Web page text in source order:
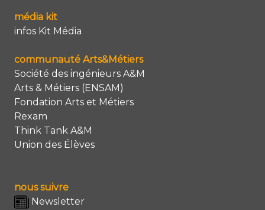
média kit
infos Kit Média
communauté Arts&Métiers
Société des ingénieurs A&M
Arts & Métiers (ENSAM)
Fondation Arts et Métiers
Rexam
Think Tank A&M
Union des Élèves
nous suivre
Newsletter